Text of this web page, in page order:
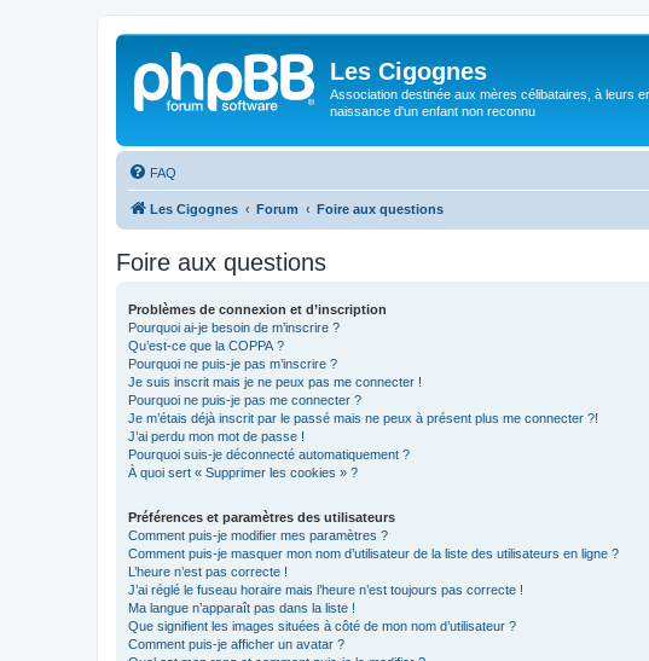
Les Cigognes
Association destinée aux mères célibataires, à leurs
naissance d'un enfant non reconnu
FAQ
Les Cigognes Forum Foire aux questions
Foire aux questions
Problèmes de connexion et d’inscription
Pourquoi ai-je besoin de m’inscrire ?
Qu’est-ce que la COPPA ?
Pourquoi ne puis-je pas m’inscrire ?
Je suis inscrit mais je ne peux pas me connecter !
Pourquoi ne puis-je pas me connecter ?
Je m’étais déjà inscrit par le passé mais ne peux à présent plus me connecter ?!
J’ai perdu mon mot de passe !
Pourquoi suis-je déconnecté automatiquement ?
À quoi sert « Supprimer les cookies » ?
Préférences et paramètres des utilisateurs
Comment puis-je modifier mes paramètres ?
Comment puis-je masquer mon nom d’utilisateur de la liste des utilisateurs en ligne ?
L’heure n’est pas correcte !
J’ai réglé le fuseau horaire mais l’heure n’est toujours pas correcte !
Ma langue n’apparaît pas dans la liste !
Que signifient les images situées à côté de mon nom d’utilisateur ?
Comment puis-je afficher un avatar ?